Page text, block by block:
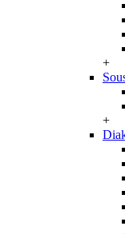
+
+